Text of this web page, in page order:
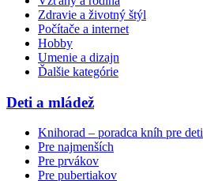
Zdravie a životný štýl
Počítače a internet
Hobby
Umenie a dizajn
Ďalšie kategórie
Deti a mládež
Knihorad – poradca kníh pre deti
Pre najmenších
Pre prvákov
Pre pubertiakov